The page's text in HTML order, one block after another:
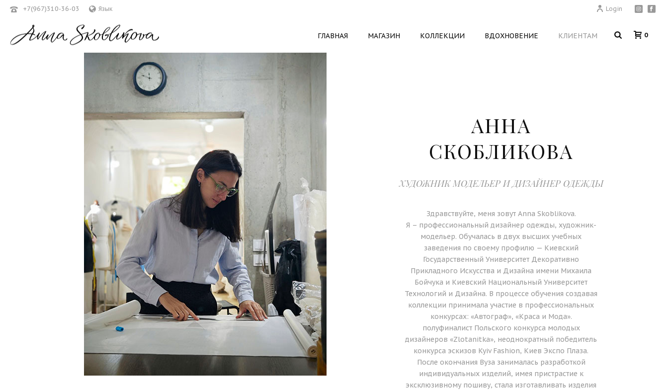
+7(967)310-36-03 Язык Login
ГЛАВНАЯ МАГАЗИН КОЛЛЕКЦИИ ВДОХНОВЕНИЕ КЛИЕНТАМ 0
АННА
СКОБЛИКОВА
ХУДОЖНИК МОДЕЛЬЕР И ДИЗАЙНЕР ОДЕЖДЫ
Здравствуйте, меня зовут Anna Skoblikova.
Я – профессиональный дизайнер одежды, художник-
модельер. Обучалась в двух высших учебных
заведения по своему профилю — Киевский
Государственный Университет Декоративно
Прикладного Искусства и Дизайна имени Михаила
Бойчука и Киевский Национальный Университет
Технологий и Дизайна. В процессе обучения создавая
коллекции принимала участие в профессиональных
конкурсах: «Автограф», «Краса и Мода».
полуфиналист Польского конкурса молодых
дизайнеров «Zlotanitka», неоднократный победитель
конкурса эскизов Kyiv Fashion, Киев Экспо Плаза.
После окончания Вуза занималась разработкой
индивидуальных изделий, имея пристрастие к
эксклюзивному пошиву, стала изготавливать изделия